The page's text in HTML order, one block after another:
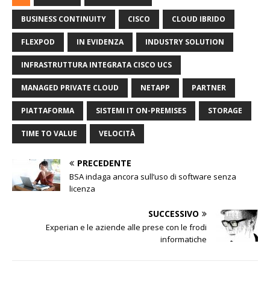
BUSINESS CONTINUITY CISCO CLOUD IBRIDO
FLEXPOD IN EVIDENZA INDUSTRY SOLUTION
INFRASTRUTTURA INTEGRATA CISCO UCS
MANAGED PRIVATE CLOUD NETAPP PARTNER
PIATTAFORMA SISTEMI IT ON-PREMISES STORAGE
TIME TO VALUE VELOCITÀ
PRECEDENTE
BSA indaga ancora sull’uso di software senza
licenza
SUCCESSIVO
Experian e le aziende alle prese con le frodi
informatiche